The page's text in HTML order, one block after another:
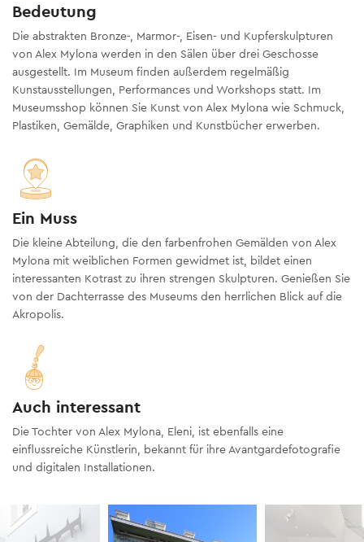
Bedeutung
Die abstrakten Bronze-, Marmor-, Eisen- und Kupferskulpturen
von Alex Mylona werden in den Sälen über drei Geschosse
ausgestellt. Im Museum finden außerdem regelmäßig
Kunstausstellungen, Performances und Workshops statt. Im
Museumsshop können Sie Kunst von Alex Mylona wie Schmuck,
Plastiken, Gemälde, Graphiken und Kunstbücher erwerben.
Ein Muss
Die kleine Abteilung, die den farbenfrohen Gemälden von Alex
Mylona mit weiblichen Formen gewidmet ist, bildet einen
interessanten Kotrast zu ihren strengen Skulpturen. Genießen Sie
von der Dachterrasse des Museums den herrlichen Blick auf die
Akropolis.
Auch interessant
Die Tochter von Alex Mylona, Eleni, ist ebenfalls eine
einflussreiche Künstlerin, bekannt für ihre Avantgardefotografie
und digitalen Installationen.